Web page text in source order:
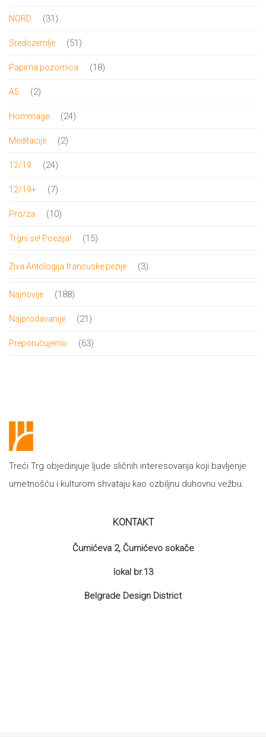
NORD 3131
Sredozemlje 5151
Papirna pozornica 1818
A5 22
Hommage 2424
Meditacije 22
12/19 2424
12/19+ 77
Pro/za 1010
Trgni se! Poezija! 1515
Živa Antologija francuske pezije 33
Najnovije 188188
Najprodavanije 2121
Preporučujemo 6363
Treći Trg objedinjuje ljude sličnih interesovanja koji bavljenje
umetnošću i kulturom shvataju kao ozbiljnu duhovnu vežbu.
KONTAKT
Čumićeva 2, Čumićevo sokače
lokal br.13
Belgrade Design District